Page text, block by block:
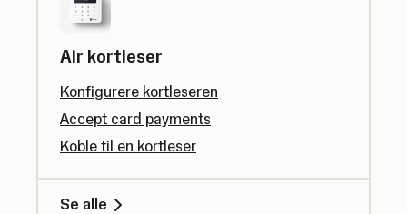
Air kortleser
Konfigurere kortleseren
Accept card payments
Koble til en kortleser
Se alle